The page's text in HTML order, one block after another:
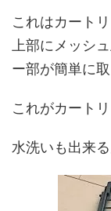
これはカート
上部にメッシ
ー部が簡単に
これがカート
水洗いも出来る